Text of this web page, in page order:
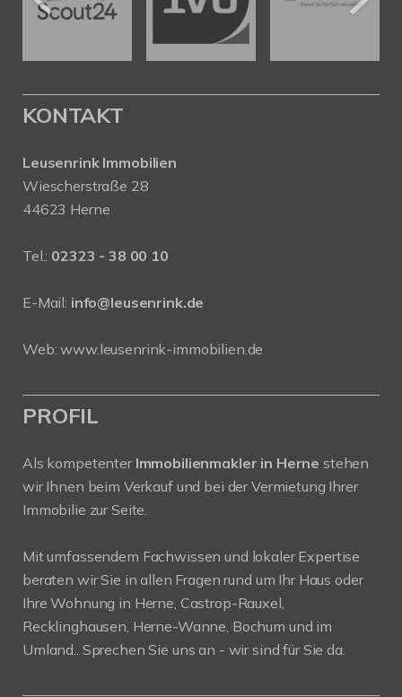
KONTAKT
Leusenrink Immobilien
Wiescherstraße 28
44623 Herne
Tel.: 02323 - 38 00 10
E-Mail: info@leusenrink.de
Web:www.leusenrink-immobilien.de
PROFIL
Als kompetenter Immobilienmakler in Herne stehen
wir Ihnen beim Verkauf und bei der Vermietung Ihrer
Immobilie zur Seite.
Mit umfassendem Fachwissen und lokaler Expertise
beraten wir Sie in allen Fragen rund um Ihr Haus oder
Ihre Wohnung in Herne, Castrop-Rauxel,
Recklinghausen, Herne-Wanne, Bochum und im
Umland.. Sprechen Sie uns an - wir sind für Sie da.